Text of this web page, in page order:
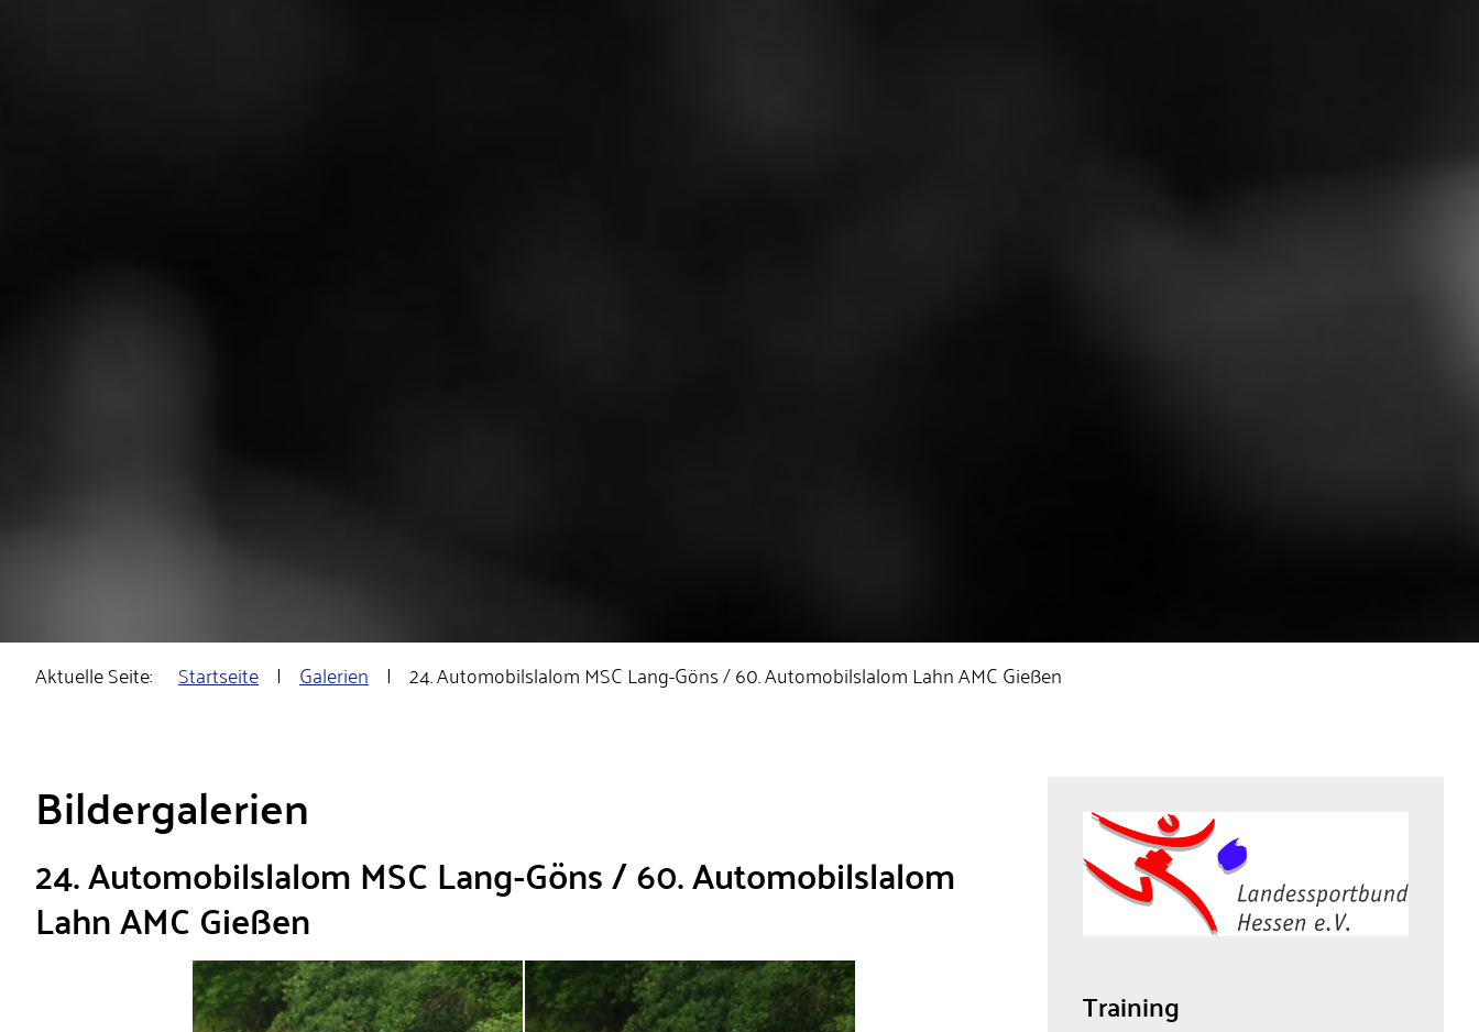
Aktuelle Seite: Startseite Galerien 24. Automobilslalom MSC Lang-Göns / 60. Automobilslalom Lahn AMC Gießen
Bildergalerien
24. Automobilslalom MSC Lang-Göns / 60. Automobilslalom
Lahn AMC Gießen
Training